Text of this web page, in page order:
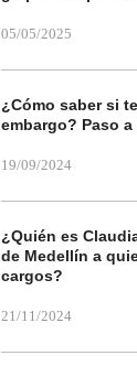
05/05/2025
¿Cómo saber si
embargo? Paso
19/09/2024
¿Quién es
de Medellín a
cargos?
21/11/2024